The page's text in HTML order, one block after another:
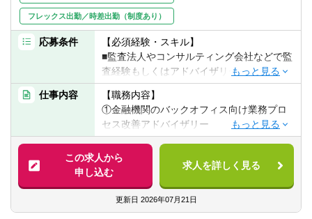
〈シニア・アソシエイト〉
■不正調査、会計監査、コンサルティング、
事業会社の経理部門、経営企画部門、内部
監査部門での経験を合わせて3年以上の経験
■資料作成のスキル（PPT、Excel, Word）
【歓迎経験・スキル】
■語学力
■コンセプトを考えるだけでなく、プロトタ
イプを作ることができる実行力
▽下記のいずれかの資格
■公認会計士（日本、US問わず）
■弁護士
■税理士
フレックス出勤／時差出勤（制度あり）
応募条件
【必須経験・スキル】
■監査法人やコンサルティング会社などで監
査経験もしくはアドバイザリー業務経験を3
年以上お持ちの方
▽金融機関や大手事業会社において、以下
のいずれかの経験を3年以上お持ちの方
■決算（連結決算・子会社管理・開示作成・
監査対応など）
■財務企画（会計方針・決算方針の策定・管
理会計など）
■内部統制構築（J-SOX、US-SOX対応な
ど）
仕事内容
【職務内容】
①金融機関のバックオフィス向け業務プロ
セス改善アドバイザリー
■海外勘定系、情報系、市場系システムの更
改支援
■トランザクションバンキングの高度化支援
■プロセスマイニングツールを活用した見え
る化と業務効率化支援
■その他デジタルツールを駆使した業務効率
この求人から
申し込む
求人を詳しく見る
更新日 2026年07月21日